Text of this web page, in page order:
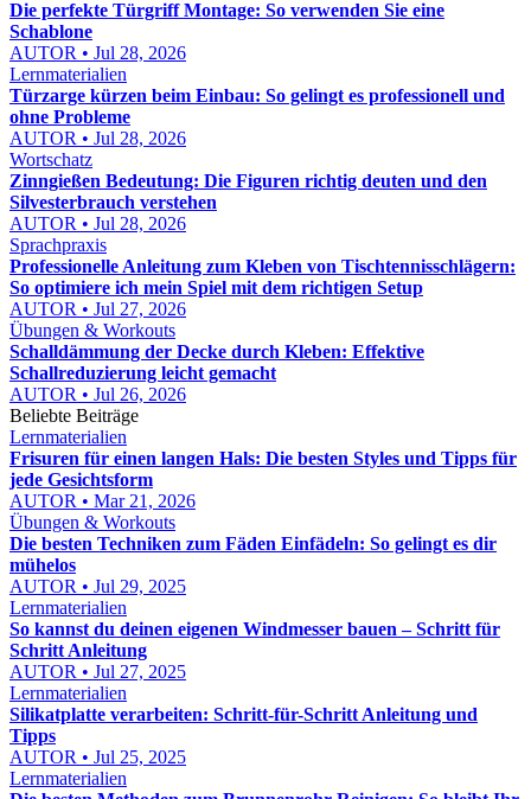
Die perfekte Türgriff Montage: So verwenden Sie eine
Schablone
AUTOR • Jul 28, 2026
Lernmaterialien
Türzarge kürzen beim Einbau: So gelingt es professionell und
ohne Probleme
AUTOR • Jul 28, 2026
Wortschatz
Zinngießen Bedeutung: Die Figuren richtig deuten und den
Silvesterbrauch verstehen
AUTOR • Jul 28, 2026
Sprachpraxis
Professionelle Anleitung zum Kleben von Tischtennisschlägern:
So optimiere ich mein Spiel mit dem richtigen Setup
AUTOR • Jul 27, 2026
Übungen & Workouts
Schalldämmung der Decke durch Kleben: Effektive
Schallreduzierung leicht gemacht
AUTOR • Jul 26, 2026
Beliebte Beiträge
Lernmaterialien
Frisuren für einen langen Hals: Die besten Styles und Tipps für
jede Gesichtsform
AUTOR • Mar 21, 2026
Übungen & Workouts
Die besten Techniken zum Fäden Einfädeln: So gelingt es dir
mühelos
AUTOR • Jul 29, 2025
Lernmaterialien
So kannst du deinen eigenen Windmesser bauen – Schritt für
Schritt Anleitung
AUTOR • Jul 27, 2025
Lernmaterialien
Silikatplatte verarbeiten: Schritt-für-Schritt Anleitung und
Tipps
AUTOR • Jul 25, 2025
Lernmaterialien